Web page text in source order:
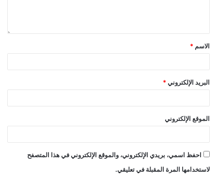
الاسم *
البريد الإلكتروني *
الموقع الإلكتروني
احفظ اسمي، بريدي الإلكتروني، والموقع الإلكتروني في هذا المتصفح
لاستخدامها المرة المقبلة في تعليقي.